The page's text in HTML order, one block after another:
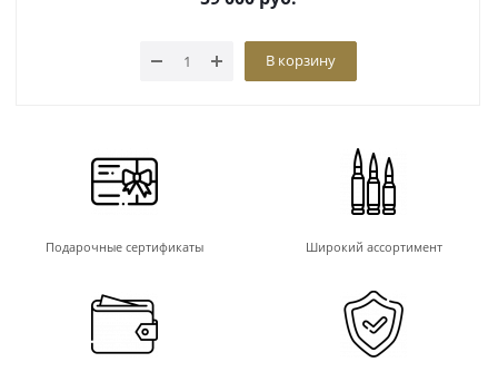
В корзину
Подарочные сертификаты Широкий ассортимент